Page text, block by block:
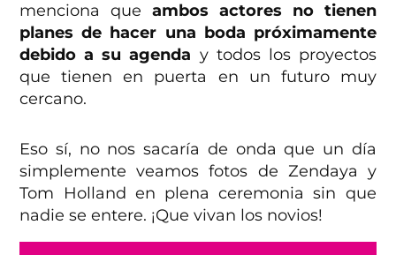
menciona que ambos actores no tienen
planes de hacer una boda próximamente
debido a su agenda y todos los proyectos
que tienen en puerta en un futuro muy
cercano.
Eso sí, no nos sacaría de onda que un día
simplemente veamos fotos de Zendaya y
Tom Holland en plena ceremonia sin que
nadie se entere. ¡Que vivan los novios!